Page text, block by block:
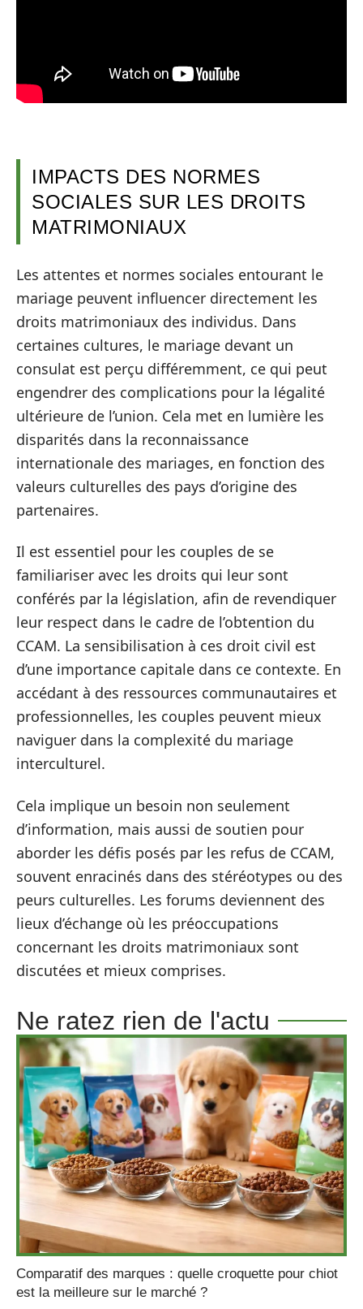
IMPACTS DES NORMES
SOCIALES SUR LES DROITS
MATRIMONIAUX
Les attentes et normes sociales entourant le
mariage peuvent influencer directement les
droits matrimoniaux des individus. Dans
certaines cultures, le mariage devant un
consulat est perçu différemment, ce qui peut
engendrer des complications pour la légalité
ultérieure de l’union. Cela met en lumière les
disparités dans la reconnaissance
internationale des mariages, en fonction des
valeurs culturelles des pays d’origine des
partenaires.
Il est essentiel pour les couples de se
familiariser avec les droits qui leur sont
conférés par la législation, afin de revendiquer
leur respect dans le cadre de l’obtention du
CCAM. La sensibilisation à ces droit civil est
d’une importance capitale dans ce contexte. En
accédant à des ressources communautaires et
professionnelles, les couples peuvent mieux
naviguer dans la complexité du mariage
interculturel.
Cela implique un besoin non seulement
d’information, mais aussi de soutien pour
aborder les défis posés par les refus de CCAM,
souvent enracinés dans des stéréotypes ou des
peurs culturelles. Les forums deviennent des
lieux d’échange où les préoccupations
concernant les droits matrimoniaux sont
discutées et mieux comprises.
Ne ratez rien de l'actu
Comparatif des marques : quelle croquette pour chiot
est la meilleure sur le marché ?